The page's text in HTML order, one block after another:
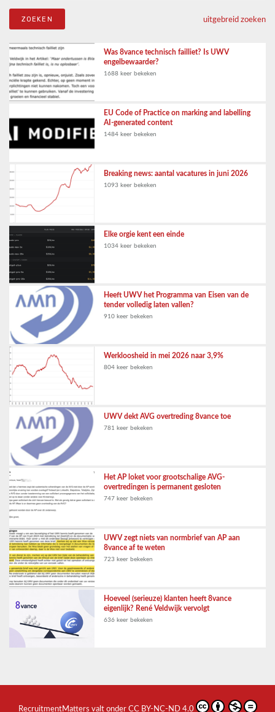
uitgebreid zoeken
Was 8vance technisch failliet? Is UWV
engelbewaarder?
1688 keer bekeken
EU Code of Practice on marking and labelling
AI-generated content
1484 keer bekeken
Breaking news: aantal vacatures in juni 2026
1093 keer bekeken
Elke orgie kent een einde
1034 keer bekeken
Heeft UWV het Programma van Eisen van de
tender volledig laten vallen?
910 keer bekeken
Werkloosheid in mei 2026 naar 3,9%
804 keer bekeken
UWV dekt AVG overtreding 8vance toe
781 keer bekeken
Het AP loket voor grootschalige AVG-
overtredingen is permanent gesloten
747 keer bekeken
UWV zegt niets van normbrief van AP aan
8vance af te weten
723 keer bekeken
Hoeveel (serieuze) klanten heeft 8vance
eigenlijk? René Veldwijk vervolgt
636 keer bekeken
RecruitmentMatters valt onder CC BY-NC-ND 4.0